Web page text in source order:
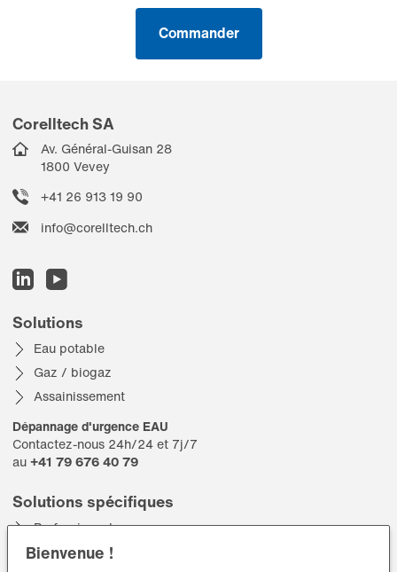
Commander
Corelltech SA
Av. Général-Guisan 28
1800 Vevey
+41 26 913 19 90
info@corelltech.ch
Solutions
Eau potable
Gaz / biogaz
Assainissement
Dépannage d'urgence EAU
Contactez-nous 24h/24 et 7j/7
au+41 79 676 40 79
Solutions spécifiques
Professionnels
Communes
Bienvenue !